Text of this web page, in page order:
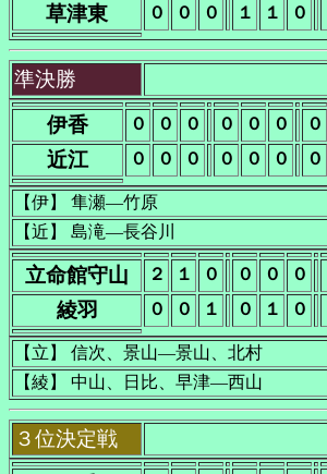
草津東 ０ ０ ０ １ １ ０
準決勝
伊香
０ ０ ０ ０ ０ ０ ０
近江 ０ ０ ０ ０ ０ ０ ０
【伊】 隼瀬―竹原
【近】 島滝―長谷川
立命館守山 ２ １ ０ ０ ０ ０
綾羽 ０ ０ １ ０ １ ０
【立】 信次、景山―景山、北村
【綾】 中山、日比、早津―西山
３位決定戦